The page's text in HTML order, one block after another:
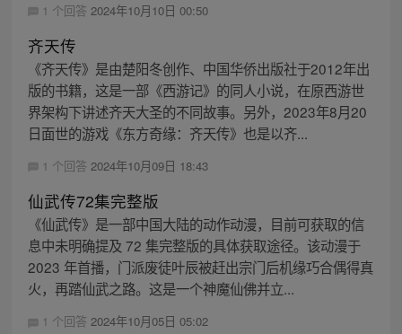
1 个回答 2024年10月10日 00:50
齐天传
《齐天传》是由楚阳冬创作、中国华侨出版社于2012年出
版的书籍，这是一部《西游记》的同人小说，在原西游世
界架构下讲述齐天大圣的不同故事。另外，2023年8月20
日面世的游戏《东方奇缘：齐天传》也是以齐...
1 个回答 2024年10月09日 18:43
仙武传72集完整版
《仙武传》是一部中国大陆的动作动漫，目前可获取的信
息中未明确提及 72 集完整版的具体获取途径。该动漫于
2023 年首播，门派废徒叶辰被赶出宗门后机缘巧合偶得真
火，再踏仙武之路。这是一个神魔仙佛并立...
1 个回答 2024年10月05日 05:02